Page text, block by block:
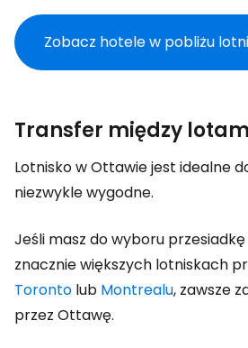
Zobacz hotele w pobliżu
Transfer między
Lotnisko w Ottawie jest idealne
niezwykle wygodne.
Jeśli masz do wyboru
znacznie większych lotniskach
Toronto lub Montrealu, zawsze
przez Ottawę.